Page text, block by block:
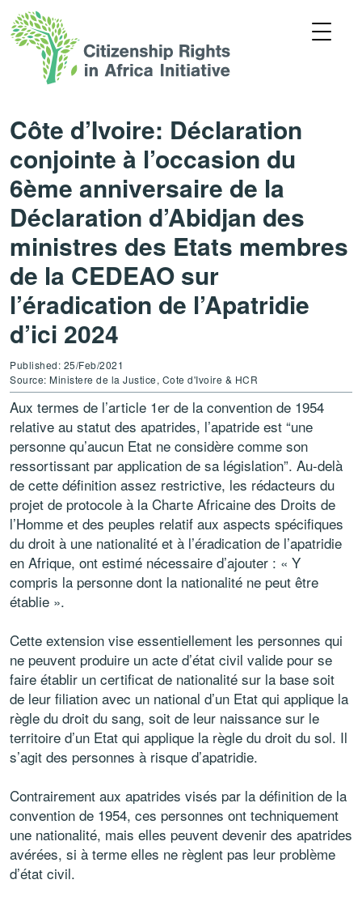
Côte d’Ivoire: Déclaration
conjointe à l’occasion du
6ème anniversaire de la
Déclaration d’Abidjan des
ministres des Etats membres
de la CEDEAO sur
l’éradication de l’Apatridie
d’ici 2024
Published: 25/Feb/2021
Source: Ministere de la Justice, Cote d'Ivoire & HCR
Aux termes de l’article 1er de la convention de 1954
relative au statut des apatrides, l’apatride est “une
personne qu’aucun Etat ne considère comme son
ressortissant par application de sa législation”. Au-delà
de cette définition assez restrictive, les rédacteurs du
projet de protocole à la Charte Africaine des Droits de
l’Homme et des peuples relatif aux aspects spécifiques
du droit à une nationalité et à l’éradication de l’apatridie
en Afrique, ont estimé nécessaire d’ajouter : « Y
compris la personne dont la nationalité ne peut être
établie ».
Cette extension vise essentiellement les personnes qui
ne peuvent produire un acte d’état civil valide pour se
faire établir un certificat de nationalité sur la base soit
de leur filiation avec un national d’un Etat qui applique la
règle du droit du sang, soit de leur naissance sur le
territoire d’un Etat qui applique la règle du droit du sol. Il
s’agit des personnes à risque d’apatridie.
Contrairement aux apatrides visés par la définition de la
convention de 1954, ces personnes ont techniquement
une nationalité, mais elles peuvent devenir des apatrides
avérées, si à terme elles ne règlent pas leur problème
d’état civil.